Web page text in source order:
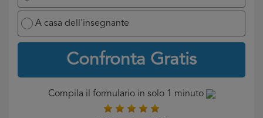
A casa dell'insegnante
Confronta Gratis
Compila il formulario in solo 1 minuto